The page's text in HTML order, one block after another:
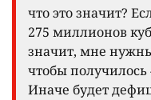
что это значит?
275 миллионов
значит, мне
чтобы
Иначе будет